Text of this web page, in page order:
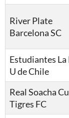
River Plate
Barcelona SC
Estudiantes La
U de Chile
Real Soacha
Tigres FC